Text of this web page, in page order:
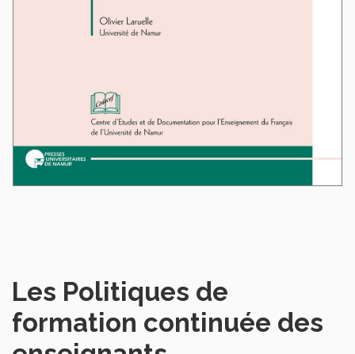
Les Politiques de
formation continuée des